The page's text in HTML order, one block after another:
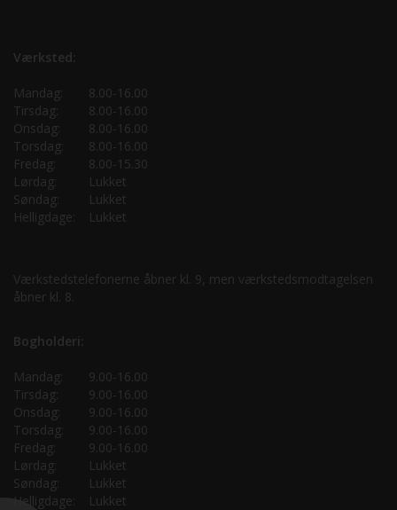
Værksted:
Mandag:
8.00-16.00
Tirsdag:
8.00-16.00
Onsdag:
8.00-16.00
Torsdag:
8.00-16.00
Fredag:
8.00-15.30
Lørdag:
Lukket
Søndag:
Lukket
Helligdage:
Lukket
Værkstedstelefonerne åbner kl. 9, men værkstedsmodtagelsen
åbner kl. 8.
Bogholderi:
Mandag:
9.00-16.00
Tirsdag:
9.00-16.00
Onsdag:
9.00-16.00
Torsdag:
9.00-16.00
Fredag:
9.00-16.00
Lørdag:
Lukket
Søndag:
Lukket
Helligdage:
Lukket